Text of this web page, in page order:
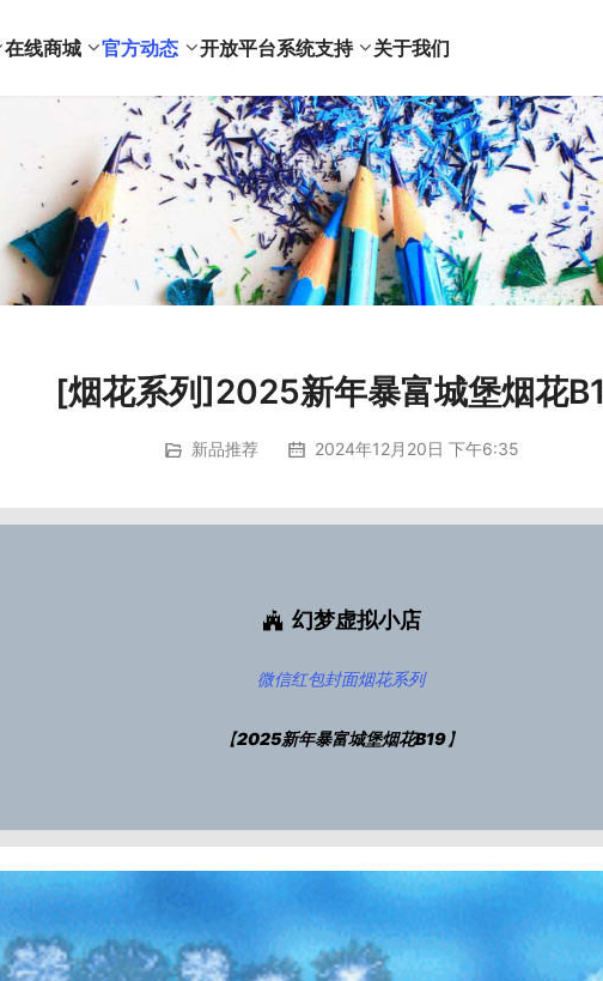
在线商城 官方动态 开放平台系统支持 关于我们
[烟花系列]2025新年暴富城堡烟花
新品推荐 2024年12月20日 下午6:35
幻梦虚拟小店
微信红包封面烟花系列
【2025新年暴富城堡烟花B19】